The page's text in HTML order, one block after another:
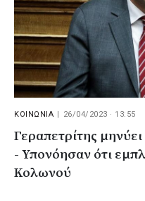
ΚΟΙΝΩΝΙΑ 26/04/2023 · 13:55
Γεραπετρίτης
- Υπονόησαν ότι
Κολωνού